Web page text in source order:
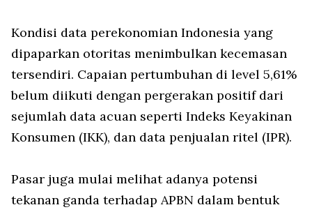
Kondisi data perekonomian Indonesia yang
dipaparkan otoritas menimbulkan kecemasan
tersendiri. Capaian pertumbuhan di level 5,61%
belum diikuti dengan pergerakan positif dari
sejumlah data acuan seperti Indeks Keyakinan
Konsumen (IKK), dan data penjualan ritel (IPR).
Pasar juga mulai melihat adanya potensi
tekanan ganda terhadap APBN dalam bentuk